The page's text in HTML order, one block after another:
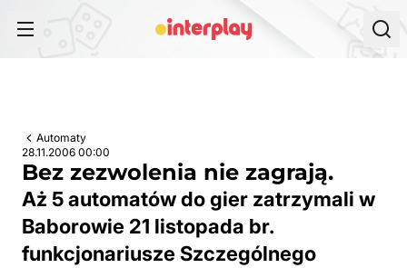
Automaty
28.11.2006 00:00
Bez zezwolenia nie zagrają.
Aż 5 automatów do gier zatrzymali w
Baborowie 21 listopada br.
funkcjonariusze Szczególnego